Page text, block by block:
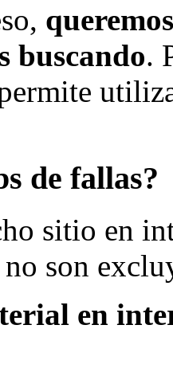
buscando.
de fallas?
sitio en
son
en